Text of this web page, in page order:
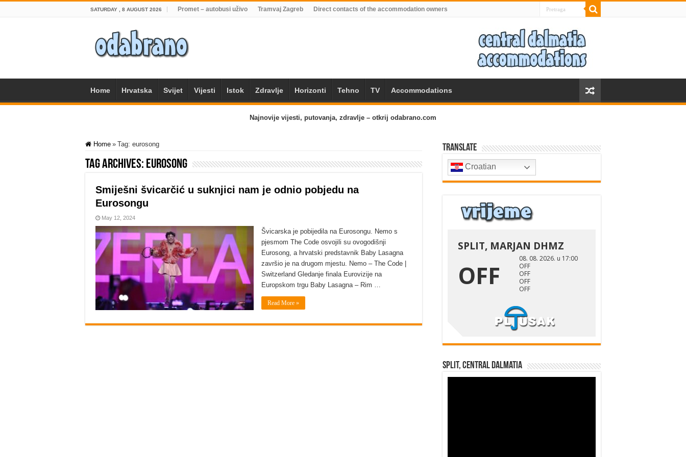
SATURDAY , 8 AUGUST 2026 Promet – autobusi uživo Tramvaj Zagreb Direct contacts of the accommodation owners
Home Hrvatska Svijet Vijesti Istok Zdravlje Horizonti Tehno TV Accommodations
Najnovije vijesti, putovanja, zdravlje – otkrij odabrano.com
Home » Tag: eurosong
Tag Archives: eurosong
Smiješni švicarčić u suknjici nam je odnio pobjedu na
Eurosongu
May 12, 2024
Švicarska je pobijedila na Eurosongu. Nemo s
pjesmom The Code osvojili su ovogodišnji
Eurosong, a hrvatski predstavnik Baby Lasagna
završio je na drugom mjestu. Nemo – The Code |
Switzerland Gledanje finala Eurovizije na
Europskom trgu Baby Lasagna – Rim …
Read More »
Translate
Croatian
Split, Central Dalmatia